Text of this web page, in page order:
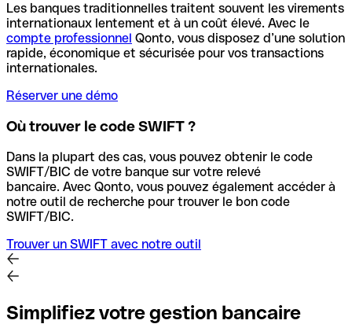
Les banques traditionnelles traitent souvent les virements
internationaux lentement et à un coût élevé. Avec le
compte professionnel Qonto, vous disposez d’une solution
rapide, économique et sécurisée pour vos transactions
internationales.
Réserver une démo
Où trouver le code SWIFT ?
Dans la plupart des cas, vous pouvez obtenir le code
SWIFT/BIC de votre banque sur votre relevé
bancaire. Avec Qonto, vous pouvez également accéder à
notre outil de recherche pour trouver le bon code
SWIFT/BIC.
Trouver un SWIFT avec notre outil
Simplifiez votre gestion bancaire